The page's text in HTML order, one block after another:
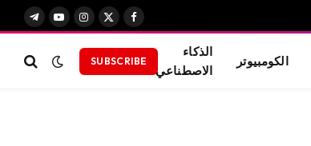
فيسبوك
X
الانستغرام
يوتيوبتيلقرام
الكومبيوتر
الذكاء
الاصطناعي
SUBSCRIBE